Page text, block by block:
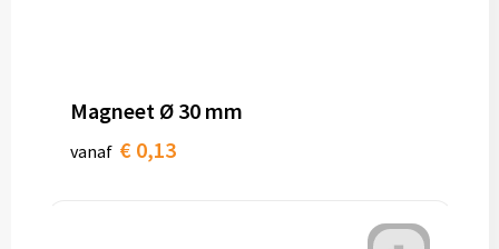
Magneet Ø 30 mm
vanaf € 0,13